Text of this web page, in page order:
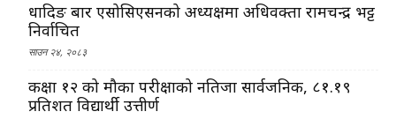
धादिङ बार एसोसिएसनको अध्यक्षमा अधिवक्ता रामचन्द्र भट्ट
निर्वाचित
साउन २४, २०८३
कक्षा १२ को मौका परीक्षाको नतिजा सार्वजनिक, ८१.१९
प्रतिशत विद्यार्थी उत्तीर्ण